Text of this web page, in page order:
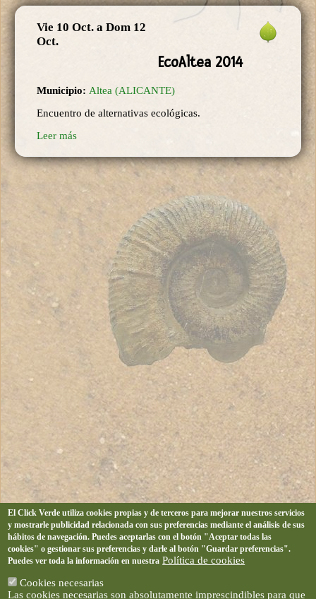
Vie 10 Oct. a Dom 12
Oct.
EcoAltea 2014
Municipio: Altea (ALICANTE)
Encuentro de alternativas ecológicas.
Leer más
El Click Verde utiliza cookies propias y de terceros para mejorar nuestros servicios
y mostrarle publicidad relacionada con sus preferencias mediante el análisis de sus
hábitos de navegación. Puedes aceptarlas con el botón "Aceptar todas las
cookies" o gestionar sus preferencias y darle al botón "Guardar preferencias".
Puedes ver toda la información en nuestra Política de cookies
Cookies necesarias
Las cookies necesarias son absolutamente imprescindibles para que